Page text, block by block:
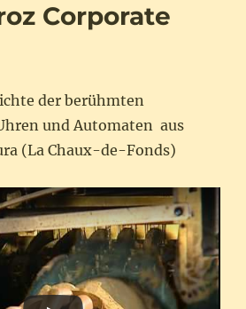
Corporate
der berühmten
und Automaten aus
(La Chaux-de-Fonds)